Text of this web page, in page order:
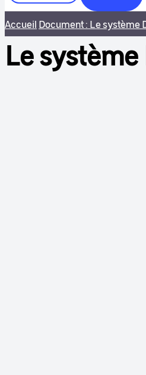
Accueil Document : Le système
Le système